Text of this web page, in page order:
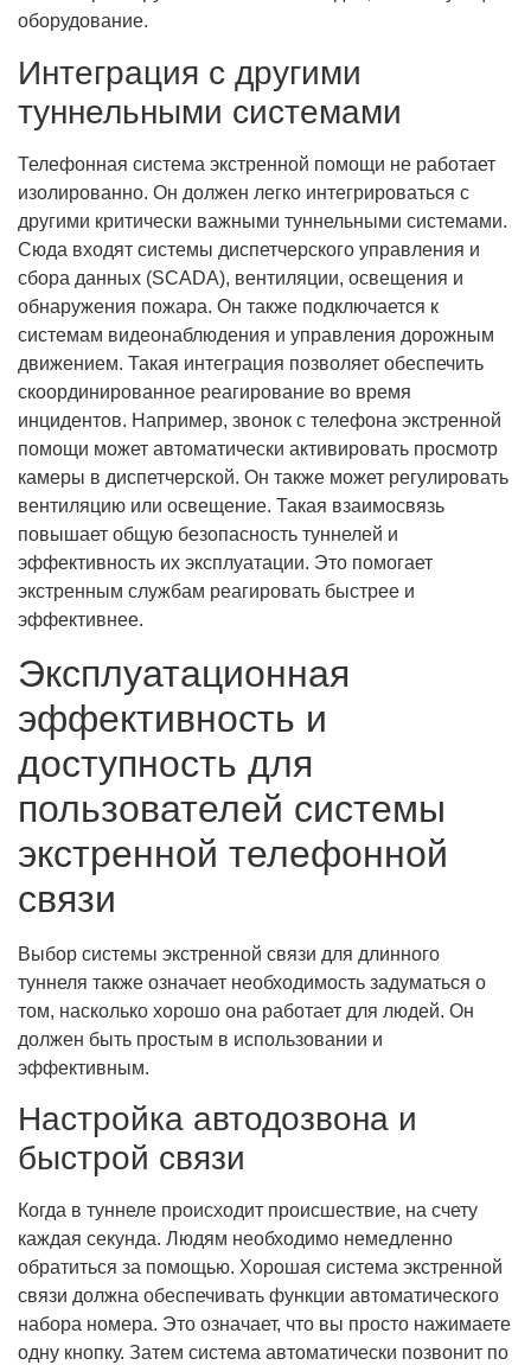
оборудование.
Интеграция с другими
туннельными системами
Телефонная система экстренной помощи не работает
изолированно. Он должен легко интегрироваться с
другими критически важными туннельными системами.
Сюда входят системы диспетчерского управления и
сбора данных (SCADA), вентиляции, освещения и
обнаружения пожара. Он также подключается к
системам видеонаблюдения и управления дорожным
движением. Такая интеграция позволяет обеспечить
скоординированное реагирование во время
инцидентов. Например, звонок с телефона экстренной
помощи может автоматически активировать просмотр
камеры в диспетчерской. Он также может регулировать
вентиляцию или освещение. Такая взаимосвязь
повышает общую безопасность туннелей и
эффективность их эксплуатации. Это помогает
экстренным службам реагировать быстрее и
эффективнее.
Эксплуатационная
эффективность и
доступность для
пользователей системы
экстренной телефонной
связи
Выбор системы экстренной связи для длинного
туннеля также означает необходимость задуматься о
том, насколько хорошо она работает для людей. Он
должен быть простым в использовании и
эффективным.
Настройка автодозвона и
быстрой связи
Когда в туннеле происходит происшествие, на счету
каждая секунда. Людям необходимо немедленно
обратиться за помощью. Хорошая система экстренной
связи должна обеспечивать функции автоматического
набора номера. Это означает, что вы просто нажимаете
одну кнопку. Затем система автоматически позвонит по